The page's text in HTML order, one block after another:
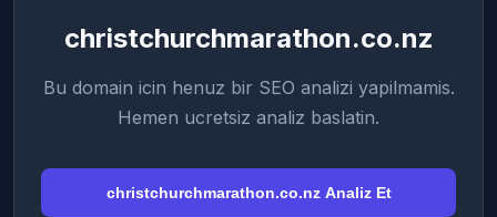
christchurchmarathon.co.nz
Bu domain icin henuz bir SEO analizi yapilmamis.
Hemen ucretsiz analiz baslatin.
christchurchmarathon.co.nz Analiz Et